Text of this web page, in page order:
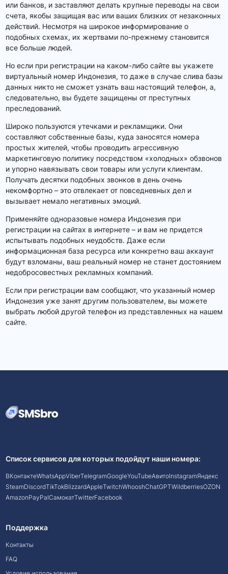
или банков, и заставляют делать крупные переводы на свои
счета, якобы защищая вас или ваших близких от незаконных
действий. Несмотря на широкое информирование о
подобных схемах, их жертвами по-прежнему становится
все больше людей.
Но если при регистрации на каком-либо сайте вы укажете
виртуальный номер Индонезия, то даже в случае слива базы
данных никто не сможет узнать ваш настоящий телефон, а,
следовательно, вы будете защищены от преступных
преследований.
Широко пользуются утечками и рекламщики. Они
составляют собственные базы, куда заносятся номера
простых жителей, чтобы проводить агрессивную
маркетинговую политику посредством «холодных» обзвонов
и упорно навязывать свои товары или услуги клиентам.
Получать десятки подобных звонков в день очень
некомфортно – это отвлекает от повседневных дел и
вызывает немало негативных эмоций.
Применяйте одноразовые номера Индонезия при
регистрации на сайтах в интернете – и вам не придется
испытывать подобных неудобств. Даже если
информационная база ресурса или конкретно ваш аккаунт
будут взломаны, ваш реальный номер не станет достоянием
недобросовестных рекламных компаний.
Если при регистрации вам сообщают, что указанный номер
Индонезия уже занят другим пользователем, вы можете
выбрать любой другой телефон из представленных на нашем
сайте.
Список сервисов для которых подойдут наши номера:
ВКонтактеWhatsAppViberTelegramGoogleYouTubeАвитоInstagramЯндекс
SteamDiscordTikTokBlizzardAppleTwitchWhooshChatGPTWildberriesOZON
AmazonPayPalСамокатTwitterFacebook
Поддержка
Контакты
FAQ